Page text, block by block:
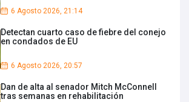
6 Agosto 2026, 21:14
Detectan cuarto caso de fiebre del conejo
en condados de EU
6 Agosto 2026, 20:57
Dan de alta al senador Mitch McConnell
tras semanas en rehabilitación